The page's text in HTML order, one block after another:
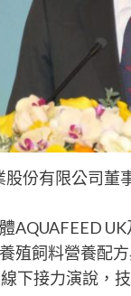
股份有限公司董
AQUAFEED
殖飼料營養配
下接力演說，